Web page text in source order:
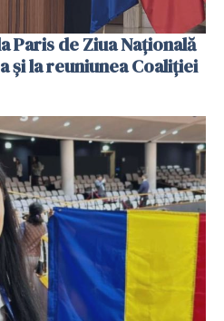
Paris de Ziua Naţională
şi la reuniunea Coaliţiei